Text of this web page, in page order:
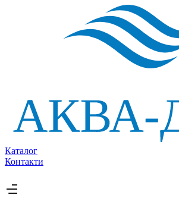
Каталог
Контакти